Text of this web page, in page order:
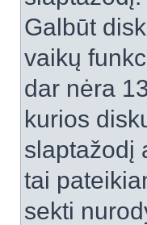
Galbūt
vaikų
dar nėra
kurios
slaptažodį
tai
sekti